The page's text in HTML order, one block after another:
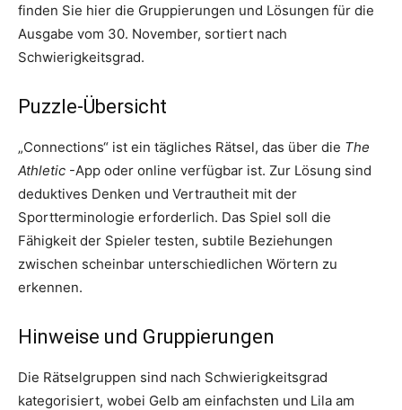
finden Sie hier die Gruppierungen und Lösungen für die
Ausgabe vom 30. November, sortiert nach
Schwierigkeitsgrad.
Puzzle-Übersicht
„Connections“ ist ein tägliches Rätsel, das über die The
Athletic -App oder online verfügbar ist. Zur Lösung sind
deduktives Denken und Vertrautheit mit der
Sportterminologie erforderlich. Das Spiel soll die
Fähigkeit der Spieler testen, subtile Beziehungen
zwischen scheinbar unterschiedlichen Wörtern zu
erkennen.
Hinweise und Gruppierungen
Die Rätselgruppen sind nach Schwierigkeitsgrad
kategorisiert, wobei Gelb am einfachsten und Lila am